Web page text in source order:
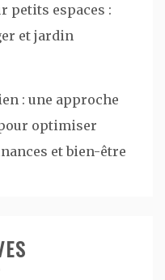
petits espaces :
et jardin
: une approche
optimiser
et bien-être